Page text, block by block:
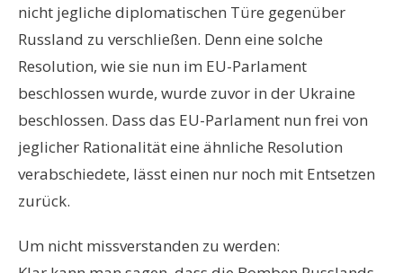
nicht jegliche diplomatischen Türe gegenüber
Russland zu verschließen. Denn eine solche
Resolution, wie sie nun im EU-Parlament
beschlossen wurde, wurde zuvor in der Ukraine
beschlossen. Dass das EU-Parlament nun frei von
jeglicher Rationalität eine ähnliche Resolution
verabschiedete, lässt einen nur noch mit Entsetzen
zurück.
Um nicht missverstanden zu werden: